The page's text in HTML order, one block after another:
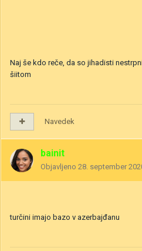
Naj še kdo reče, da so jihadisti
šiitom
Navedek
bainit
Objavljeno 28. september
turčini imajo bazo v azerbajđanu